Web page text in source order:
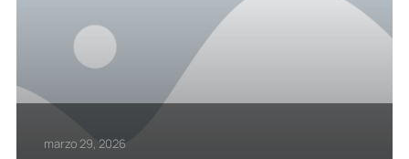
marzo 29, 2026